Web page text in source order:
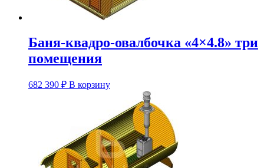
Баня-квадро-овалбочка «4×4.8» три
помещения
682 390 ₽ В корзинуЭтот
имеет
несколько
вариаций.
Опции
можно
выбрать